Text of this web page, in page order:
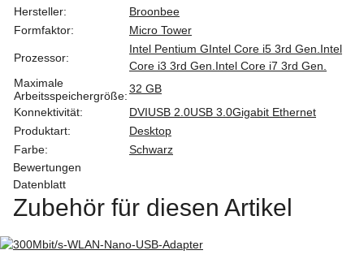
Hersteller:
Broonbee
Formfaktor:
Micro Tower
Prozessor:
Intel Pentium GIntel Core i5 3rd Gen. Intel
Core i3 3rd Gen. Intel Core i7 3rd Gen.
Maximale
Arbeitsspeichergröße:
32 GB
Konnektivität:
DVIUSB 2.0USB 3.0Gigabit Ethernet
Produktart:
Desktop
Farbe:
Schwarz
Bewertungen
Datenblatt
Zubehör für diesen Artikel